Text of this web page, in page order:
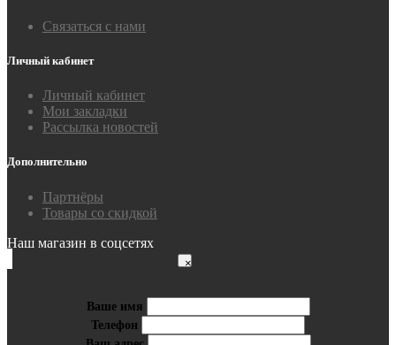
Связаться с нами
Личный кабинет
Личный кабинет
Мои закладки
Рассылка новостей
Дополнительно
Партнёры
Товары со скидкой
Наш магазин в соцсетях
×
Ваше имя
Телефон